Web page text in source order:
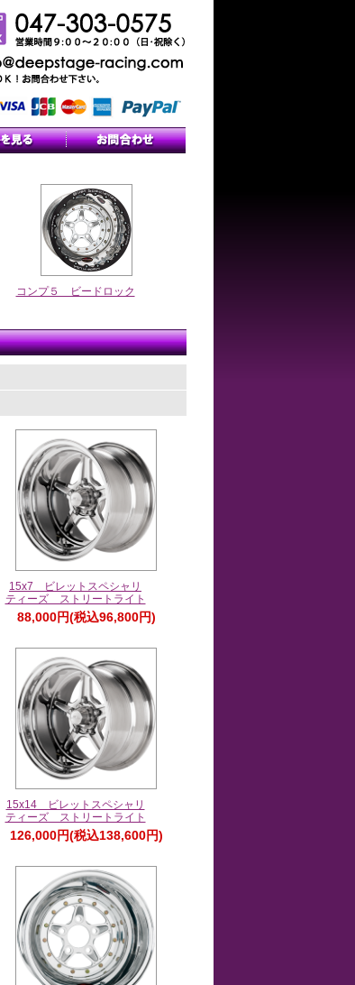
コンプ５ ビードロック
15x7 ビレットスペシャリ
ティーズ ストリートライト
88,000円(税込96,800円)
15x14 ビレットスペシャリ
ティーズ ストリートライト
126,000円(税込138,600円)